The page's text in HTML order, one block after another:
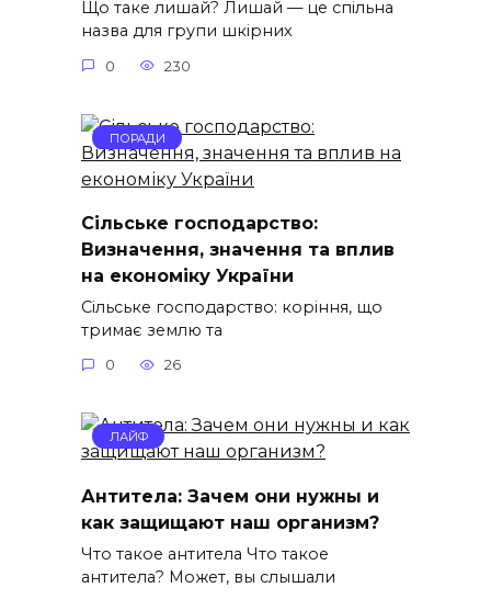
Що таке лишай? Лишай — це спільна
назва для групи шкірних
0 230
ПОРАДИ
Сільське господарство:
Визначення, значення та вплив
на економіку України
Сільське господарство: коріння, що
тримає землю та
0 26
ЛАЙФ
Антитела: Зачем они нужны и
как защищают наш организм?
Что такое антитела Что такое
антитела? Может, вы слышали